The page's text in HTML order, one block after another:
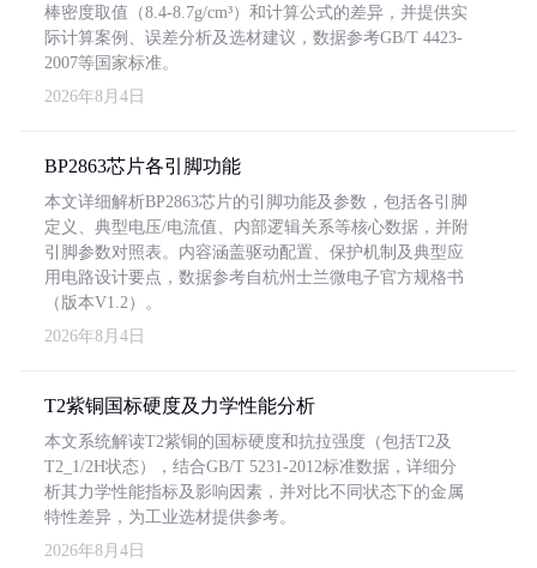
棒密度取值（8.4-8.7g/cm³）和计算公式的差异，并提供实
际计算案例、误差分析及选材建议，数据参考GB/T 4423-
2007等国家标准。
2026年8月4日
BP2863芯片各引脚功能
本文详细解析BP2863芯片的引脚功能及参数，包括各引脚
定义、典型电压/电流值、内部逻辑关系等核心数据，并附
引脚参数对照表。内容涵盖驱动配置、保护机制及典型应
用电路设计要点，数据参考自杭州士兰微电子官方规格书
（版本V1.2）。
2026年8月4日
T2紫铜国标硬度及力学性能分析
本文系统解读T2紫铜的国标硬度和抗拉强度（包括T2及
T2_1/2H状态），结合GB/T 5231-2012标准数据，详细分
析其力学性能指标及影响因素，并对比不同状态下的金属
特性差异，为工业选材提供参考。
2026年8月4日